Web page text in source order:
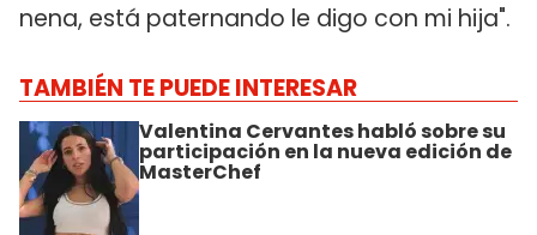
nena, está paternando le digo con mi hija".
TAMBIÉN TE PUEDE INTERESAR
Valentina Cervantes habló sobre su
participación en la nueva edición de
MasterChef